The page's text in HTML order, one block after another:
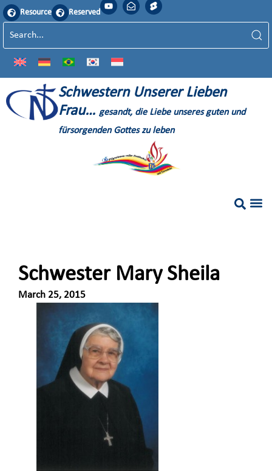
Resource Reserved
Schwestern Unserer Lieben
Frau… gesandt, die Liebe unseres guten und
fürsorgenden Gottes zu leben
Schwester Mary Sheila
March 25, 2015